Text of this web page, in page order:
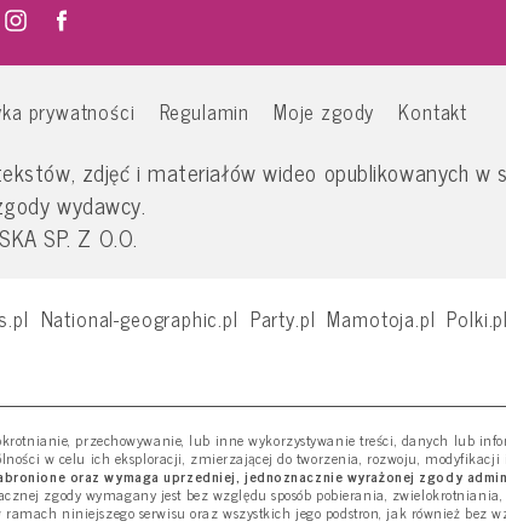
prywatności Regulamin Moje zgody Kontakt
zdjęć i materiałów wideo opublikowanych w
wydawcy.
SP. Z O.O.
National-geographic.pl Party.pl Mamotoja.pl Polki.pl
przechowywanie, lub inne wykorzystywanie treści, danych lub
w celu ich eksploracji, zmierzającej do tworzenia, rozwoju,
oraz wymaga uprzedniej, jednoznacznie wyrażonej zgody
zgody wymagany jest bez względu sposób pobierania,
niniejszego serwisu oraz wszystkich jego podstron, jak również bez